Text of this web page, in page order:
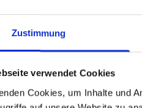
Zustimmung
verwendet Cookies
Cookies, um Inhalte und
natürliche oder juristische
ihr um einen Dritten
Mitgliedstaaten
oder juristische Person,
die unter der
verarbeiten.